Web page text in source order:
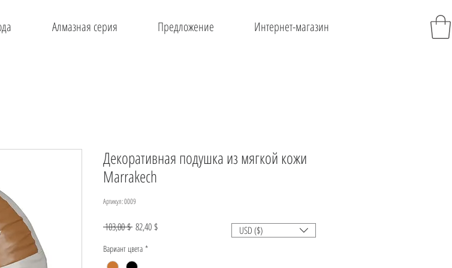
Алмазная серия Предложение Интернет-магазин
Декоративная подушка из мягкой кожи
Marrakech
Артикул: 0009
103,00 $ Обычная
82,40 $Спеццена
Вариант цвета *
USD ($)